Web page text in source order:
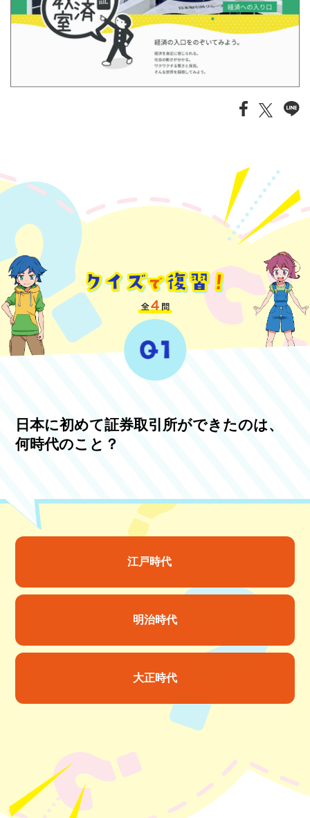
日本に初めて証券取引所ができたのは、
何時代のこと？
江戸時代
明治時代
大正時代